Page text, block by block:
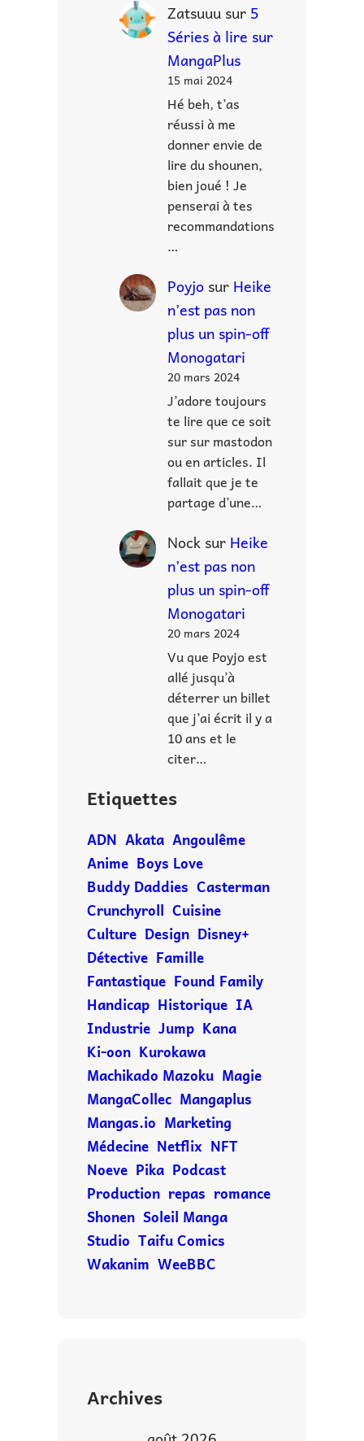
Zatsuuusur 5
Séries à lire sur
MangaPlus
15 mai 2024
Hé beh, t’as
réussi à me
donner envie de
lire du shounen,
bien joué ! Je
penserai à tes
recommandations
…
Poyjosur Heike
n’est pas non
plus un spin-off
Monogatari
20 mars 2024
J’adore toujours
te lire que ce soit
sur sur mastodon
ou en articles. Il
fallait que je te
partage d’une…
Nocksur Heike
n’est pas non
plus un spin-off
Monogatari
20 mars 2024
Vu que Poyjo est
allé jusqu’à
déterrer un billet
que j’ai écrit il y a
10 ans et le
citer…
Etiquettes
ADN Akata Angoulême
Anime Boys Love
Buddy Daddies Casterman
Crunchyroll Cuisine
Culture Design Disney+
Détective Famille
Fantastique Found Family
Handicap Historique IA
Industrie Jump Kana
Ki-oon Kurokawa
Machikado Mazoku Magie
MangaCollec Mangaplus
Mangas.io Marketing
Médecine Netflix NFT
Noeve Pika Podcast
Production repas romance
Shonen Soleil Manga
Studio Taifu Comics
Wakanim WeeBBC
Archives